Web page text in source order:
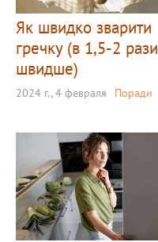
Як швидко зварити
гречку (в 1,5-2 рази
швидше)
2024 г., 4 февраля Поради